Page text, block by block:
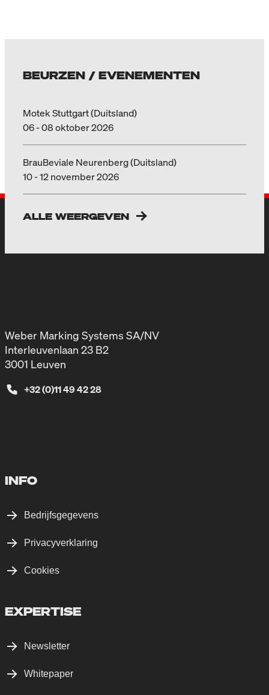
BEURZEN / EVENEMENTEN
Motek Stuttgart (Duitsland)
06 - 08 oktober 2026
BrauBeviale Neurenberg (Duitsland)
10 - 12 november 2026
ALLE WEERGEVEN
Weber Marking Systems SA/NV
Interleuvenlaan 23 B2
3001 Leuven
+32 (0)11 49 42 28
INFO
Bedrijfsgegevens
Privacyverklaring
Cookies
EXPERTISE
Newsletter
Whitepaper